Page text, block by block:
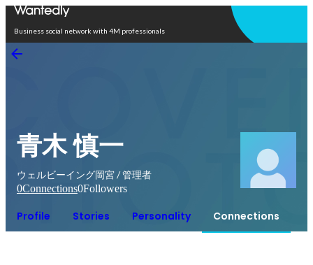
Business social network with 4M professionals
青木 慎一
ウェルビーイング岡宮 / 管理者
0Connections0Followers
Profile Stories Personality Connections